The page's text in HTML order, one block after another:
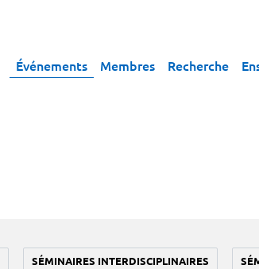
Événements Membres Recherche
SÉMINAIRES INTERDISCIPLINAIRES